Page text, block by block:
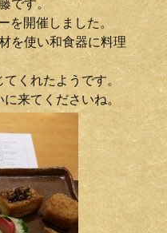
です。
を開催しました。
を使い和食器に料理
くれたようです。
来てくださいね。